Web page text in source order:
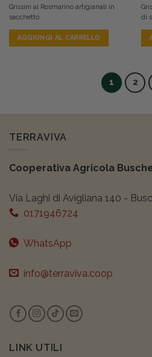
Grissini al Rosmarino artigianali in
sacchetto
AGGIUNGI AL CARRELLO
di
1 2
TERRAVIVA
Cooperativa Agricola
Via Laghi di Avigliana 140 -
0171946724
WhatsApp
info@terraviva.coop
LINK UTILI